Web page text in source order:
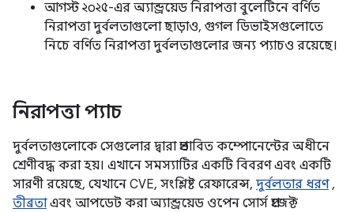
আগস্ট ২০২৫-এর অ্যান্ড্রয়েড নিরাপত্তা বুলেটিনে বর্ণিত
নিরাপত্তা দুর্বলতাগুলো ছাড়াও, গুগল ডিভাইসগুলোতে
নিচে বর্ণিত নিরাপত্তা দুর্বলতাগুলোর জন্য প্যাচও রয়েছে।
নিরাপত্তা প্যাচ
দুর্বলতাগুলোকে সেগুলোর দ্বারা প্রভাবিত কম্পোনেন্টের অধীনে
শ্রেণীবদ্ধ করা হয়। এখানে সমস্যাটির একটি বিবরণ এবং একটি
সারণী রয়েছে, যেখানে CVE, সংশ্লিষ্ট রেফারেন্স, দুর্বলতার ধরণ,
তীব্রতাএবং আপডেট করা অ্যান্ড্রয়েড ওপেন সোর্স প্রজেক্ট